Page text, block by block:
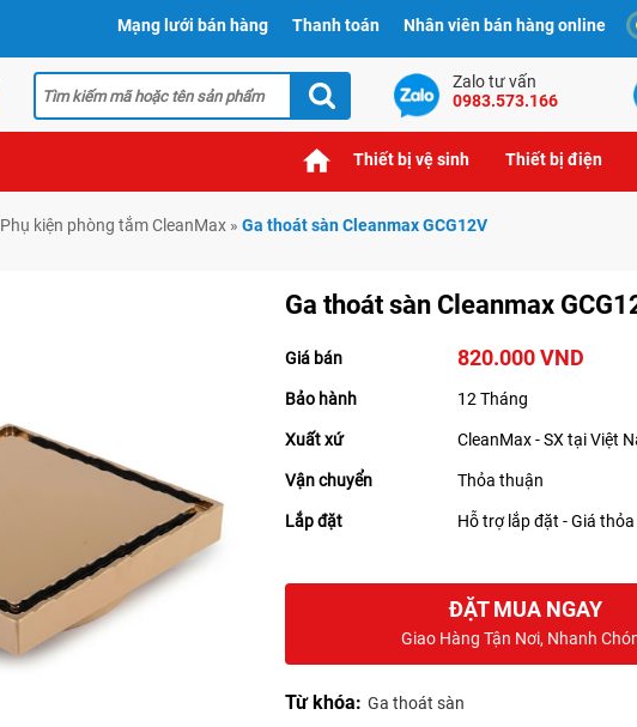
Mạng lưới bán hàng Thanh toán Nhân viên bán hàng online
Zalo tư vấn
0983.573.166
Thiết bị vệ sinh Thiết bị điện
Phụ kiện phòng tắm CleanMax » Ga thoát sàn Cleanmax GCG12V
Ga thoát sàn Cleanmax
Giá bán 820.000 VND
Bảo hành 12 Tháng
Xuất xứ CleanMax - SX tại Việt
Vận chuyển Thỏa thuận
Lắp đặt Hỗ trợ lắp đặt - Giá
ĐẶT MUA NGAY
Giao Hàng Tận Nơi, Nhanh
Từ khóa: Ga thoát sàn